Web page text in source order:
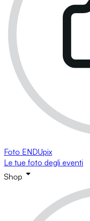
Foto ENDUpix
Le tue foto degli eventi
Shop